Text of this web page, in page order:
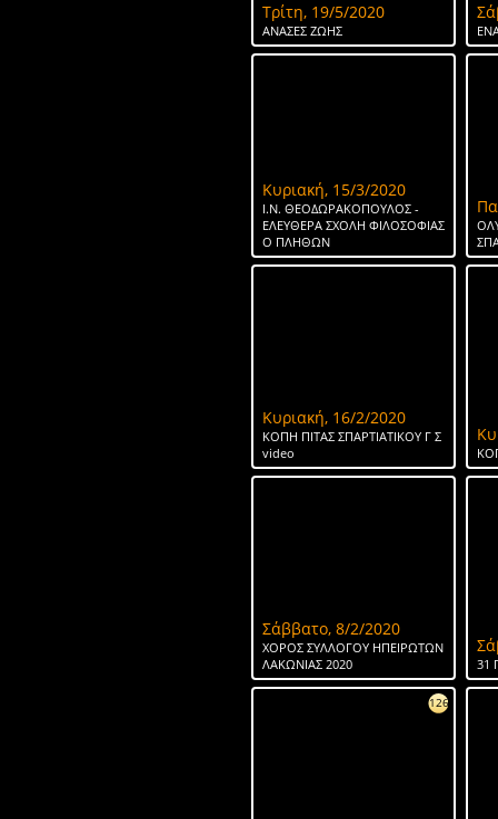
Τρίτη, 19/5/2020
ΑΝΑΣΕΣ ΖΩΗΣ
Κυριακή, 15/3/2020
Ι.Ν. ΘΕΟΔΩΡΑΚΟΠΟΥΛΟΣ -
ΕΛΕΥΘΕΡΑ ΣΧΟΛΗ ΦΙΛΟΣΟΦΙΑΣ
Ο ΠΛΗΘΩΝ
Κυριακή, 16/2/2020
ΚΟΠΗ ΠΙΤΑΣ ΣΠΑΡΤΙΑΤΙΚΟΥ Γ Σ
video
Σάββατο, 8/2/2020
ΧΟΡΟΣ ΣΥΛΛΟΓΟΥ ΗΠΕΙΡΩΤΩΝ
ΛΑΚΩΝΙΑΣ 2020
31
126